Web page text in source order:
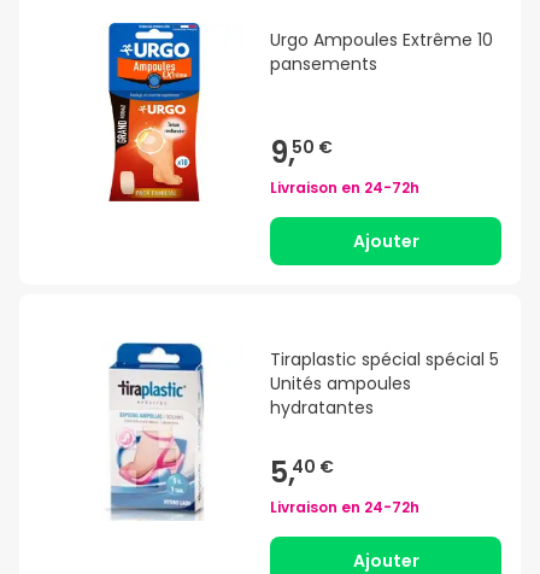
Urgo Ampoules Extrême 10
pansements
9,50 €
Livraison en 24-72h
Ajouter
Tiraplastic spécial spécial 5
Unités ampoules
hydratantes
5,40 €
Livraison en 24-72h
Ajouter